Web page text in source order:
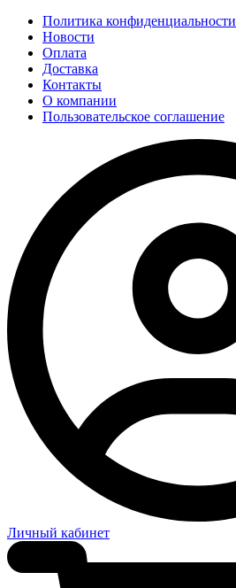
Политика конфиденциальности
Новости
Оплата
Доставка
Контакты
О компании
Пользовательское соглашение
Личный кабинет